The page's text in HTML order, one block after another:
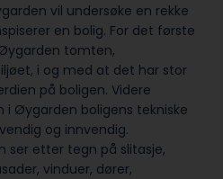
vil undersøke en rekke
en bolig. For det første
tomten,
i og med at det har stor
på boligen. Videre
i Øygarden boligens tekniske
og innvendig.
ser etter tegn på slitasje,
vinduer, dører,